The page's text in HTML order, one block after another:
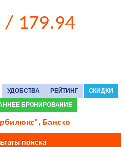
/ 179.94
УДОБСТВА РЕЙТИНГ СКИДКИ
БРОНИРОВАНИЕ
Банско
поиска